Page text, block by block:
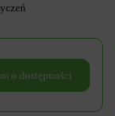
o dostępności